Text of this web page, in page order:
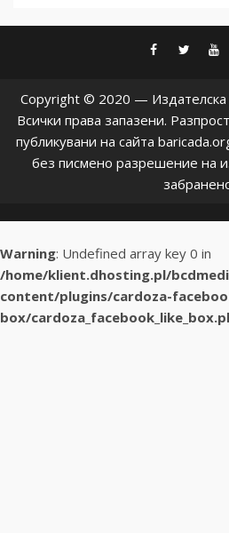
Copyright © 2020 —
Всички права запазени.
публикувани на сайта
без писмено разрешение на
Warning: Undefined array key 0 in
/home/klient.dhosting.pl/
content/plugins/cardoza-
box/